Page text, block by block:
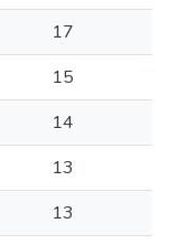
17
15
14
13
13